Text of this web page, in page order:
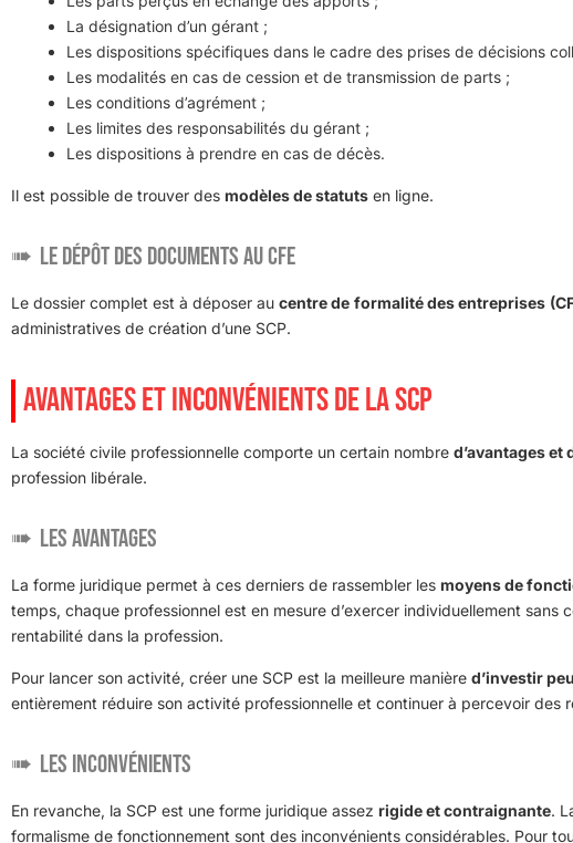
La désignation d’un gérant ;
Les dispositions spécifiques dans le cadre des prises de décisions
Les modalités en cas de cession et de transmission de parts ;
Les conditions d’agrément ;
Les limites des responsabilités du gérant ;
Les dispositions à prendre en cas de décès.
Il est possible de trouver des modèles de statuts en ligne.
Le dépôt des documents au CFE
Le dossier complet est à déposer au centre de formalité des entreprises
administratives de création d’une SCP.
AVANTAGES ET INCONVÉNIENTS DE LA SCP
La société civile professionnelle comporte un certain nombre d’avantages et
profession libérale.
Les avantages
La forme juridique permet à ces derniers de rassembler les moyens de
temps, chaque professionnel est en mesure d’exercer individuellement sans
rentabilité dans la profession.
Pour lancer son activité, créer une SCP est la meilleure manière d’investir
entièrement réduire son activité professionnelle et continuer à percevoir des
Les inconvénients
En revanche, la SCP est une forme juridique assez rigide et contraignante.
formalisme de fonctionnement sont des inconvénients considérables. Pour